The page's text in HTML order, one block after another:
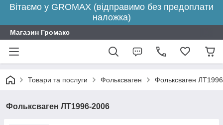
Вітаємо у GROMAX (відправимо без предоплати
наложка)
Магазин Громакс
Товари та послуги Фольксваген Фольксваген
Фольксваген ЛТ1996-2006